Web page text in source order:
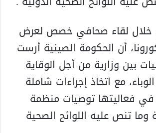
لقاء صحافي خصص لعرض
أن الحكومة الصينية أرست
بين وزارية من أجل الوقاية
مع اتخاذ إجراءات شاملة
في فعاليتها توصيات منظمة
وما تنص عليه اللوائح الصحية